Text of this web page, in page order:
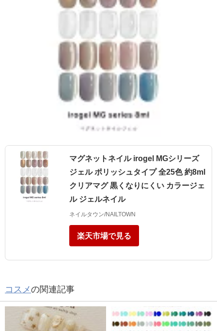
マグネットネイル irogel MGシリーズ
ジェル ポリッシュタイプ 全25色 約8ml
クリアマグ 黒くなりにくい カラージェ
ル ジェルネイル
ネイルタウン/NAILTOWN
楽天市場で見る
コスメの関連記事